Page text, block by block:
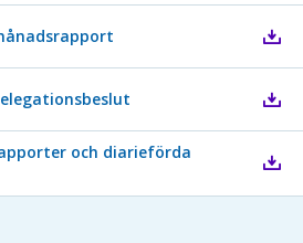
och diarieförda